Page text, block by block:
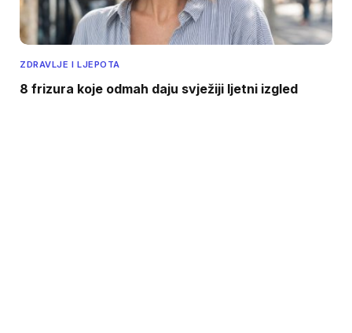
ZDRAVLJE I LJEPOTA
8 frizura koje odmah daju svježiji ljetni izgled